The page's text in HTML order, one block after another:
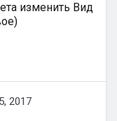
изменить Вид
2017